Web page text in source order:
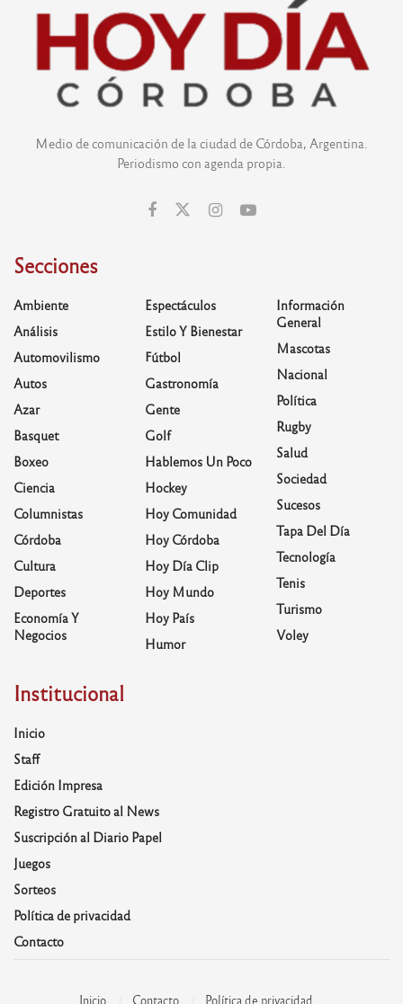
Medio de comunicación de la ciudad de Córdoba, Argentina.
Periodismo con agenda propia.
Secciones
Ambiente
Análisis
Automovilismo
Autos
Azar
Basquet
Boxeo
Ciencia
Columnistas
Córdoba
Cultura
Deportes
Economía Y
Negocios
Espectáculos
Estilo Y Bienestar
Fútbol
Gastronomía
Gente
Golf
Hablemos Un Poco
Hockey
Hoy Comunidad
Hoy Córdoba
Hoy Día Clip
Hoy Mundo
Hoy País
Humor
Información
General
Mascotas
Nacional
Política
Rugby
Salud
Sociedad
Sucesos
Tapa Del Día
Tecnología
Tenis
Turismo
Voley
Institucional
Inicio
Staff
Edición Impresa
Registro Gratuito al News
Suscripción al Diario Papel
Juegos
Sorteos
Política de privacidad
Contacto
Inicio Contacto Política de privacidad